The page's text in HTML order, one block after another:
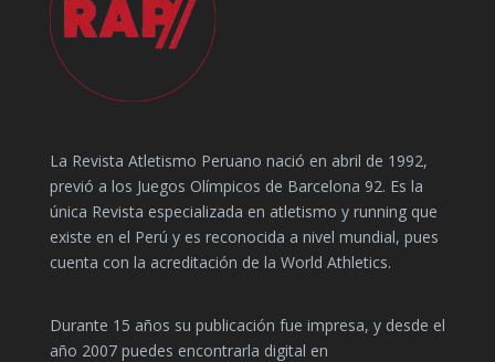
La Revista Atletismo Peruano nació en abril de 1992,
previó a los Juegos Olímpicos de Barcelona 92. Es la
única Revista especializada en atletismo y running que
existe en el Perú y es reconocida a nivel mundial, pues
cuenta con la acreditación de la World Athletics.
Durante 15 años su publicación fue impresa, y desde el
año 2007 puedes encontrarla digital en